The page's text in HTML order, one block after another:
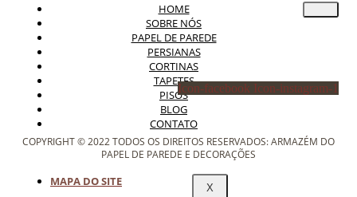
HOME
SOBRE NÓS
PAPEL DE PAREDE
PERSIANAS
CORTINAS
TAPETES
PISOS
BLOG
CONTATO
X
Icon-facebook Icon-instagram-1
COPYRIGHT © 2022 TODOS OS DIREITOS RESERVADOS: ARMAZÉM DO
PAPEL DE PAREDE E DECORAÇÕES
MAPA DO SITE